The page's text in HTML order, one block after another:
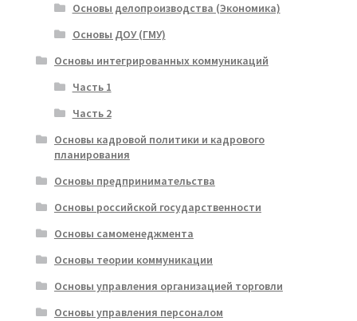
Основы делопроизводства (Экономика)
Основы ДОУ (ГМУ)
Основы интегрированных коммуникаций
Часть 1
Часть 2
Основы кадровой политики и кадрового
планирования
Основы предпринимательства
Основы российской государственности
Основы самоменеджмента
Основы теории коммуникации
Основы управления организацией торговли
Основы управления персоналом